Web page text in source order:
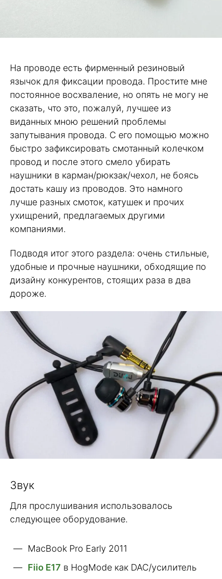
На проводе есть фирменный резиновый
язычок для фиксации провода. Простите мне
постоянное восхваление, но опять не могу не
сказать, что это, пожалуй, лучшее из
виданных мною решений проблемы
запутывания провода. С его помощью можно
быстро зафиксировать смотанный колечком
провод и после этого смело убирать
наушники в карман/рюкзак/чехол, не боясь
достать кашу из проводов. Это намного
лучше разных смоток, катушек и прочих
ухищрений, предлагаемых другими
компаниями.
Подводя итог этого раздела: очень стильные,
удобные и прочные наушники, обходящие по
дизайну конкурентов, стоящих раза в два
дороже.
Звук
Для прослушивания использовалось
следующее оборудование.
MacBook Pro Early 2011
Fiio E17 в HogMode как DAC/усилитель